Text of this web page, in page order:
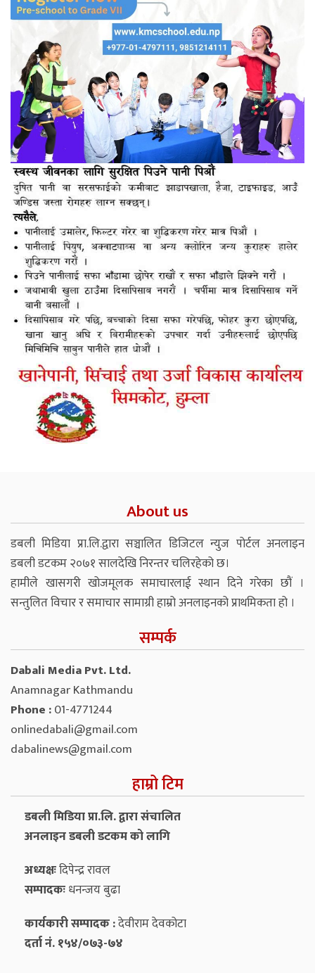
About us
डबली मिडिया प्रा.लि.द्वारा सञ्चालित डिजिटल न्युज पोर्टल अनलाइन
डबली डटकम २०७१ सालदेखि निरन्तर चलिरहेको छ।
हामीले खासगरी खोजमूलक समाचारलाई स्थान दिने गरेका छौं ।
सन्तुलित विचार र समाचार सामाग्री हाम्रो अनलाइनको प्राथमिकता हो ।
सम्पर्क
Dabali Media Pvt. Ltd.
Anamnagar Kathmandu
Phone :01-4771244
onlinedabali@gmail.com
dabalinews@gmail.com
हाम्रो टिम
डबली मिडिया प्रा.लि. द्वारा संचालित
अनलाइन डबली डटकम को लागि
अध्यक्षःदिपेन्द्र रावल
सम्पादकःधनन्‍जय बुढा
कार्यकारी सम्पादक :देवीराम देवकोटा
दर्ता नं. १५४/०७३-७४